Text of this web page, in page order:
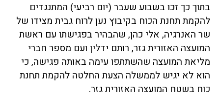
בתוך כך זכו בשבוע שעבר (יום רביעי) המתנגדים
להקמת תחנת הכוח בקיבוץ נען לרוח גבית מצידו של
שר האנרגיה, אלי כהן, שהבהיר בפגישתו עם ראשת
המועצה האזורית גזר, רותם ידלין ועם מספר חברי
מליאת המועצה שהשתתפו עימה באותה פגישה, כי
הוא לא יגיש לממשלה הצעת החלטה להקמת תחנת
כוח בשטח המועצה האזורית גזר.